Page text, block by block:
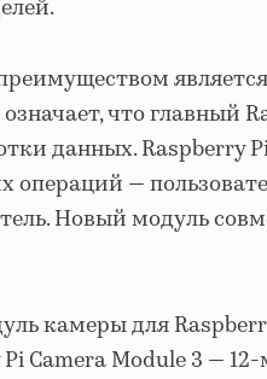
что главный
данных. Raspberry
операций —
Новый модуль
камеры для
Camera Module 3 —